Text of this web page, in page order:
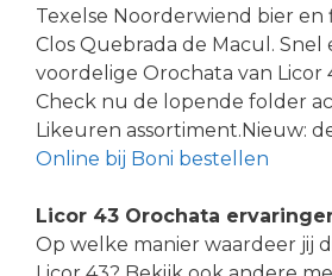
Texelse Noorderwiend bier en
Clos Quebrada de Macul. Snel
voordelige Orochata van Licor
Check nu de lopende folder
Likeuren assortiment.Nieuw:
Online bij Boni bestellen
Licor 43 Orochata
Op welke manier waardeer jij